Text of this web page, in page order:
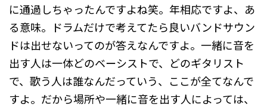
に通過しちゃったんですよね笑。年相応ですよ、あ
る意味。ドラムだけで考えてたら良いバンドサウン
ドは出せないってのが答えなんですよ。一緒に音を
出す人は一体どのベーシストで、どのギタリスト
で、歌う人は誰なんだっていう、ここが全てなんで
すよ。だから場所や一緒に音を出す人によっては、